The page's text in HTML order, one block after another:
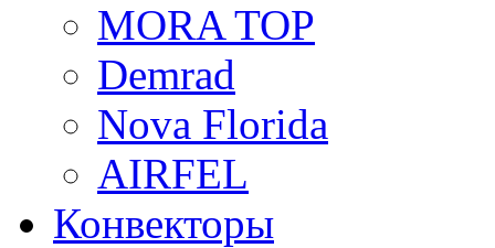
MORA TOP
Demrad
Nova Florida
AIRFEL
Конвекторы